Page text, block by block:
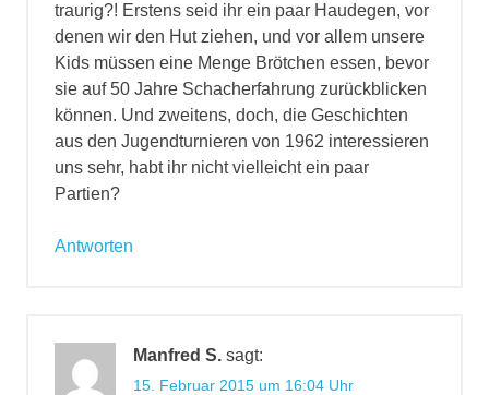
traurig?! Erstens seid ihr ein paar Haudegen, vor
denen wir den Hut ziehen, und vor allem unsere
Kids müssen eine Menge Brötchen essen, bevor
sie auf 50 Jahre Schacherfahrung zurückblicken
können. Und zweitens, doch, die Geschichten
aus den Jugendturnieren von 1962 interessieren
uns sehr, habt ihr nicht vielleicht ein paar
Partien?
Antworten
Manfred S. sagt:
15. Februar 2015 um 16:04 Uhr